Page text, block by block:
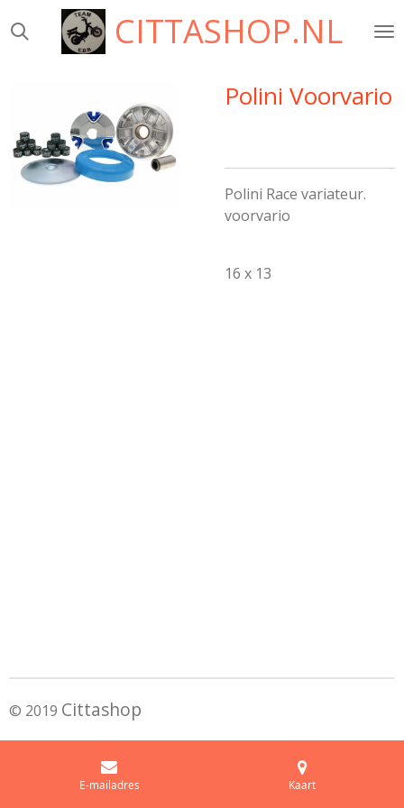
direct
CITTASHOP.NL
Polini Voorvario
Polini Race variateur.
voorvario
16 x 13
© 2019 Cittashop
E-mailadres Kaart